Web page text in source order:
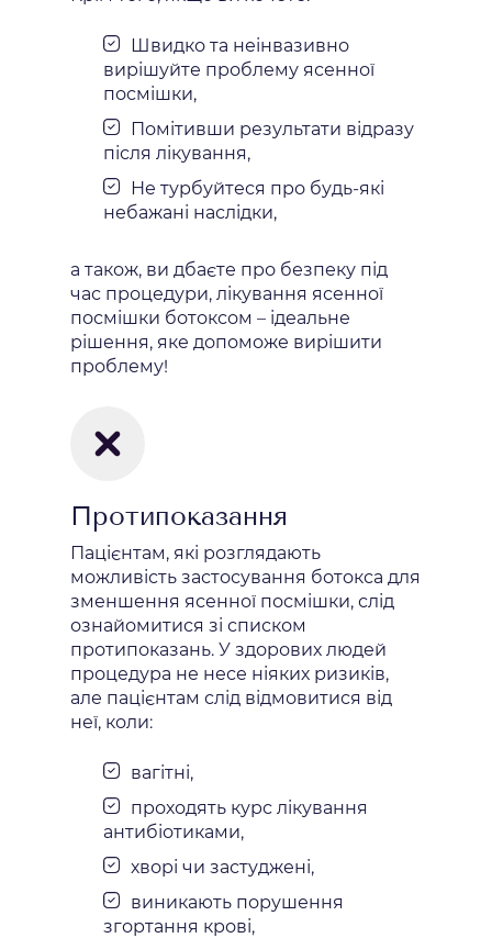
Швидко та неінвазивно
вирішуйте проблему ясенної
посмішки,
Помітивши результати відразу
після лікування,
Не турбуйтеся про будь-які
небажані наслідки,
а також, ви дбаєте про безпеку під
час процедури, лікування ясенної
посмішки ботоксом – ідеальне
рішення, яке допоможе вирішити
проблему!
Протипоказання
Пацієнтам, які розглядають
можливість застосування ботокса для
зменшення ясенної посмішки, слід
ознайомитися зі списком
протипоказань. У здорових людей
процедура не несе ніяких ризиків,
але пацієнтам слід відмовитися від
неї, коли:
вагітні,
проходять курс лікування
антибіотиками,
хворі чи застуджені,
виникають порушення
згортання крові,